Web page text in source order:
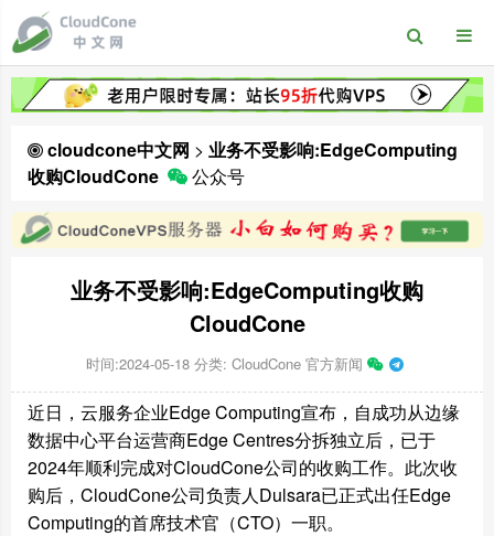
cloudcone中文网 > 业务不受影响:EdgeComputing
收购CloudCone
公众号
业务不受影响:EdgeComputing收购
CloudCone
时间:2024-05-18 分类: CloudCone 官方新闻
近日，云服务企业Edge Computing宣布，自成功从边缘
数据中心平台运营商Edge Centres分拆独立后，已于
2024年顺利完成对CloudCone公司的收购工作。此次收
购后，CloudCone公司负责人Dulsara已正式出任Edge
Computing的首席技术官（CTO）一职。